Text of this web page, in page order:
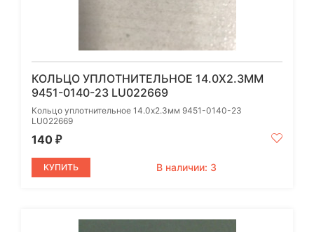
КОЛЬЦО УПЛОТНИТЕЛЬНОЕ 14.0Х2.3ММ
9451-0140-23 LU022669
Кольцо уплотнительное 14.0х2.3мм 9451-0140-23
LU022669
140 ₽
КУПИТЬ В наличии: 3